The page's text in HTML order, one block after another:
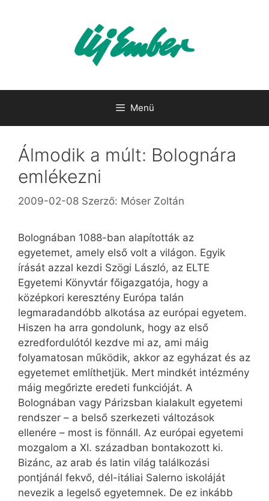
Menü
Álmodik a múlt: Bolognára
emlékezni
2009-02-08 Szerző: Móser Zoltán
Bolognában 1088-ban alapították az
egyetemet, amely első volt a világon. Egyik
írását azzal kezdi Szögi László, az ELTE
Egyetemi Könyvtár főigazgatója, hogy a
középkori keresztény Európa talán
legmaradandóbb alkotása az európai egyetem.
Hiszen ha arra gondolunk, hogy az első
ezredfordulótól kezdve mi az, ami máig
folyamatosan működik, akkor az egyházat és az
egyetemet említhetjük. Mert mindkét intézmény
máig megőrizte eredeti funkcióját. A
Bolognában vagy Párizsban kialakult egyetemi
rendszer – a belső szerkezeti változások
ellenére – most is fönnáll. Az európai egyetemi
mozgalom a XI. században bontakozott ki.
Bizánc, az arab és latin világ találkozási
pontjánál fekvő, dél-itáliai Salerno iskoláját
nevezik a legelső egyetemnek. De ez inkább